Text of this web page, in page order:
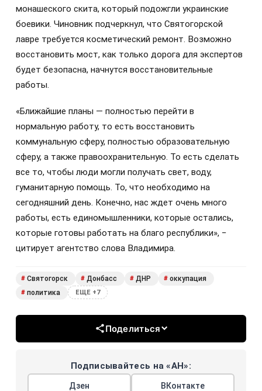
монашеского скита, который подожгли украинские
боевики. Чиновник подчеркнул, что Святогорской
лавре требуется косметический ремонт. Возможно
восстановить мост, как только дорога для экспертов
будет безопасна, начнутся восстановительные
работы.
«Ближайшие планы — полностью перейти в
нормальную работу, то есть восстановить
коммунальную сферу, полностью образовательную
сферу, а также правоохранительную. То есть сделать
все то, чтобы люди могли получать свет, воду,
гуманитарную помощь. То, что необходимо на
сегодняшний день. Конечно, нас ждет очень много
работы, есть единомышленники, которые остались,
которые готовы работать на благо республики», −
цитирует агентство слова Владимира.
# Святогорск # Донбасс # ДНР # оккупация
# политика ЕЩЕ +7
Поделиться
Подписывайтесь на «АН»:
Дзен ВКонтакте